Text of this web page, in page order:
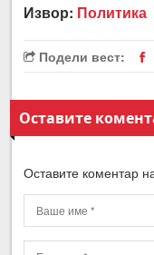
Извор: Политика
Подели вест:
Оставите
Оставите коментар